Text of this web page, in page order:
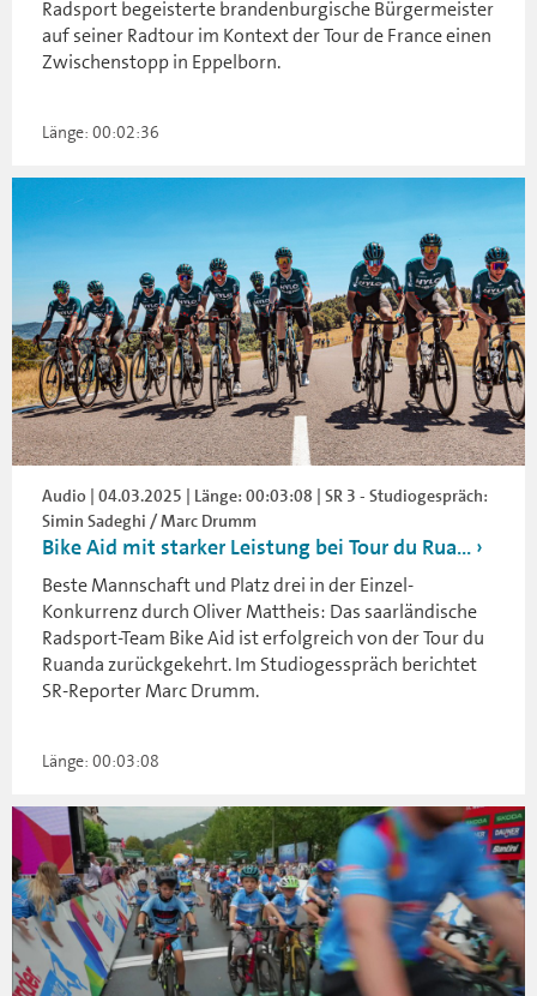
Radsport begeisterte brandenburgische Bürgermeister
auf seiner Radtour im Kontext der Tour de France einen
Zwischenstopp in Eppelborn.
Länge: 00:02:36
Audio | 04.03.2025 | Länge: 00:03:08 | SR 3 - Studiogespräch:
Simin Sadeghi / Marc Drumm
Bike Aid mit starker Leistung bei Tour du Rua...
Beste Mannschaft und Platz drei in der Einzel-
Konkurrenz durch Oliver Mattheis: Das saarländische
Radsport-Team Bike Aid ist erfolgreich von der Tour du
Ruanda zurückgekehrt. Im Studiogesspräch berichtet
SR-Reporter Marc Drumm.
Länge: 00:03:08